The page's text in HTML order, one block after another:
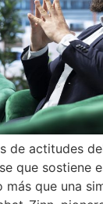
de actitudes
que sostiene
más que una